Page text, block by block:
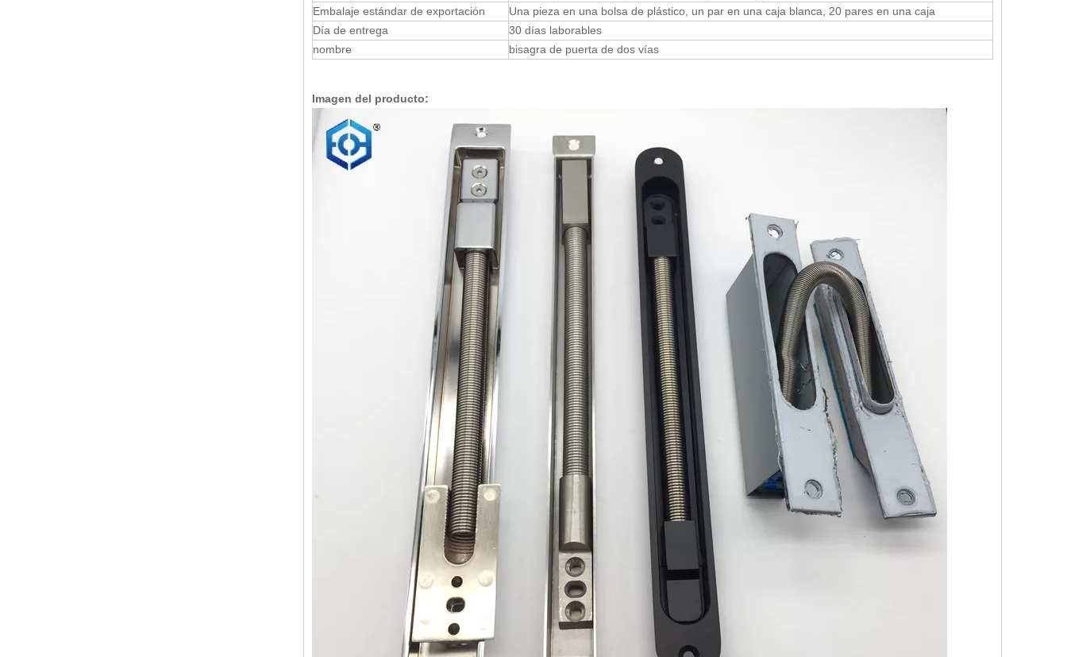
Embalaje estándar de exportación
Una pieza en una bolsa de plástico, un par en una caja blanca, 20 pares en una caja
Día de entrega
30 días laborables
nombre
bisagra de puerta de dos vías
Imagen del producto: